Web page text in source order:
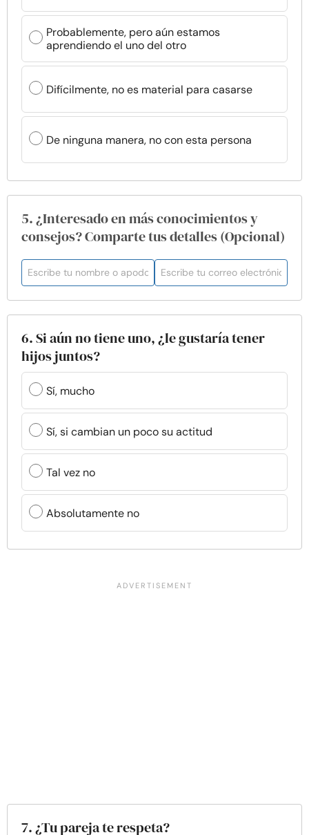
Probablemente, pero aún estamos
aprendiendo el uno del otro
Difícilmente, no es material para casarse
De ninguna manera, no con esta persona
5. ¿Interesado en más conocimientos y
consejos? Comparte tus detalles (Opcional)
6. Si aún no tiene uno, ¿le gustaría tener
hijos juntos?
Sí, mucho
Sí, si cambian un poco su actitud
Tal vez no
Absolutamente no
7. ¿Tu pareja te respeta?